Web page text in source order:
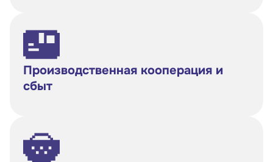
Контакты
Соцсети
Телефон:
8 800 100-11-00
Производственная кооперация и
сбыт